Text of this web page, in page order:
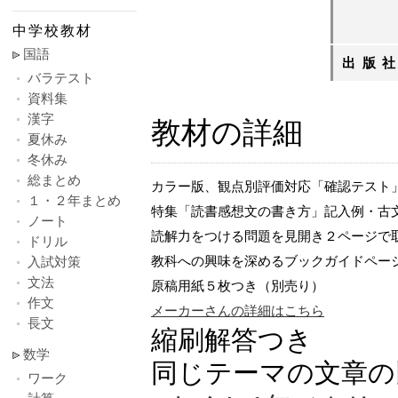
出版
教材の詳細
カラー版、観点別評価対応「確認テス
特集「読書感想文の書き方」記入例・
読解力をつける問題を見開き２ページで
教科への興味を深めるブックガイドペー
原稿用紙５枚つき（別売り）
メーカーさんの詳細はこちら
縮刷解答つき
同じテーマの文章
中学校教材
国語
バラテスト
資料集
漢字
夏休み
冬休み
総まとめ
１・２年まとめ
ノート
ドリル
入試対策
文法
作文
長文
数学
ワーク